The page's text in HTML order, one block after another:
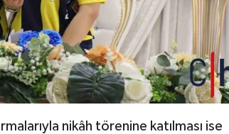
nikâh törenine katılması ise